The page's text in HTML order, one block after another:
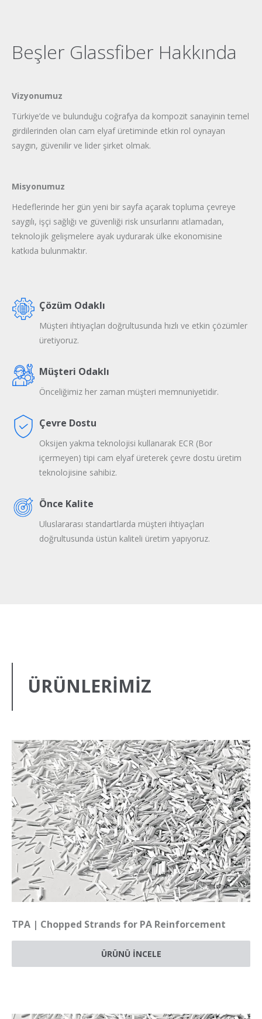
Beşler Glassfiber Hakkında
Vizyonumuz
Türkiye’de ve bulunduğu coğrafya da kompozit sanayinin temel
girdilerinden olan cam elyaf üretiminde etkin rol oynayan
saygın, güvenilir ve lider şirket olmak.
Misyonumuz
Hedeflerinde her gün yeni bir sayfa açarak topluma çevreye
saygılı, işçi sağlığı ve güvenliği risk unsurlarını atlamadan,
teknolojik gelişmelere ayak uydurarak ülke ekonomisine
katkıda bulunmaktır.
Çözüm Odaklı
Müşteri ihtiyaçları doğrultusunda hızlı ve etkin çözümler
üretiyoruz.
Müşteri Odaklı
Önceliğimiz her zaman müşteri memnuniyetidir.
Çevre Dostu
Oksijen yakma teknolojisi kullanarak ECR (Bor
içermeyen) tipi cam elyaf üreterek çevre dostu üretim
teknolojisine sahibiz.
Önce Kalite
Uluslararası standartlarda müşteri ihtiyaçları
doğrultusunda üstün kaliteli üretim yapıyoruz.
ÜRÜNLERİMİZ
TPA | Chopped Strands for PA Reinforcement
ÜRÜNÜ İNCELE